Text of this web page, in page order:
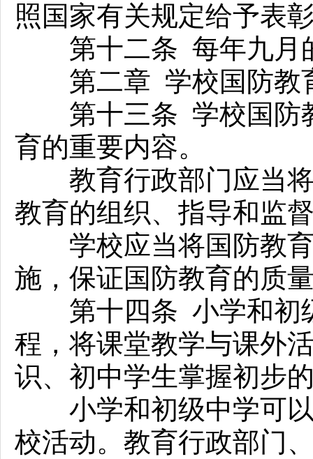
照国家有关规定给予表
第十二条 每年九月的
第二章 学校国防教
第十三条 学校国防教
育的重要内容。
教育行政部门应当将
教育的组织、指导和监
学校应当将国防教育
施，保证国防教育的质
第十四条 小学和初级
程，将课堂教学与课外
识、初中学生掌握初步
小学和初级中学可以
校活动。教育行政部门